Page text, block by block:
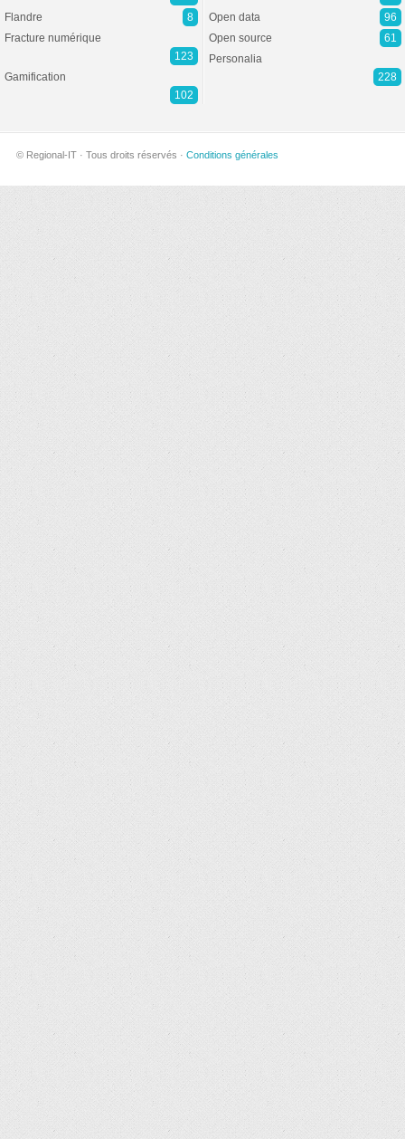
Flandre
8
Fracture numérique
123
Gamification
102
Open data
96
Open source
61
Personalia
228
© Regional-IT · Tous droits réservés · Conditions générales